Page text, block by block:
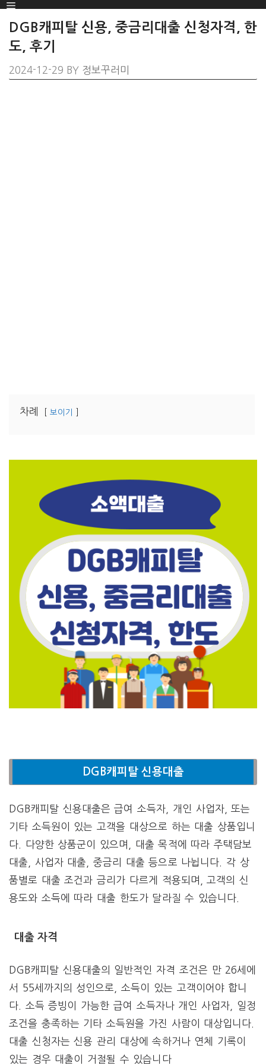
SKIP
TO
CONTENT
Menu
DGB캐피탈 신용, 중금리대출 신청자격, 한
도, 후기
2024-12-29 BY 정보꾸러미
차례 보이기
DGB캐피탈 신용대출
DGB캐피탈 신용대출은 급여 소득자, 개인 사업자, 또는
기타 소득원이 있는 고객을 대상으로 하는 대출 상품입니
다. 다양한 상품군이 있으며, 대출 목적에 따라 주택담보
대출, 사업자 대출, 중금리 대출 등으로 나뉩니다. 각 상
품별로 대출 조건과 금리가 다르게 적용되며, 고객의 신
용도와 소득에 따라 대출 한도가 달라질 수 있습니다.
대출 자격
DGB캐피탈 신용대출의 일반적인 자격 조건은 만 26세에
서 55세까지의 성인으로, 소득이 있는 고객이어야 합니
다. 소득 증빙이 가능한 급여 소득자나 개인 사업자, 일정
조건을 충족하는 기타 소득원을 가진 사람이 대상입니다.
대출 신청자는 신용 관리 대상에 속하거나 연체 기록이
있는 경우 대출이 거절될 수 있습니다​